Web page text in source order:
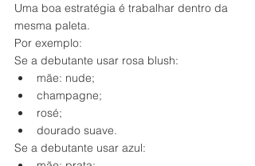
Uma boa estratégia é trabalhar dentro da
mesma paleta.
Por exemplo:
Se a debutante usar rosa blush:
mãe: nude;
champagne;
rosé;
dourado suave.
Se a debutante usar azul: